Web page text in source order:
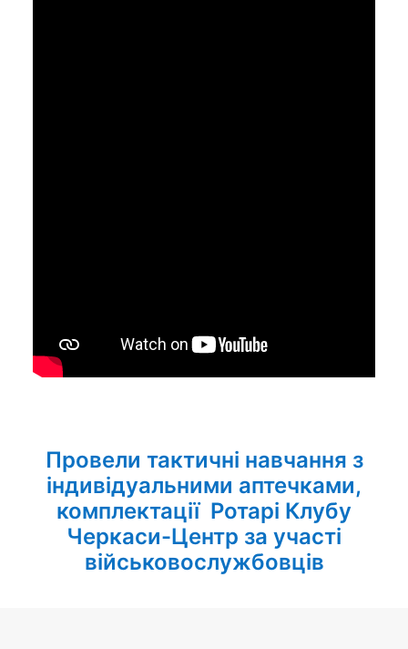
Провели тактичні навчання з
індивідуальними аптечками,
комплектації Ротарі Клубу
Черкаси-Центр за участі
військовослужбовців